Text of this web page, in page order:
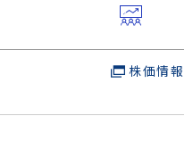
株価情報